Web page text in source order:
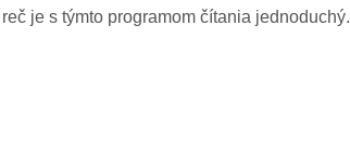
je s týmto programom čítania jednoduchý.